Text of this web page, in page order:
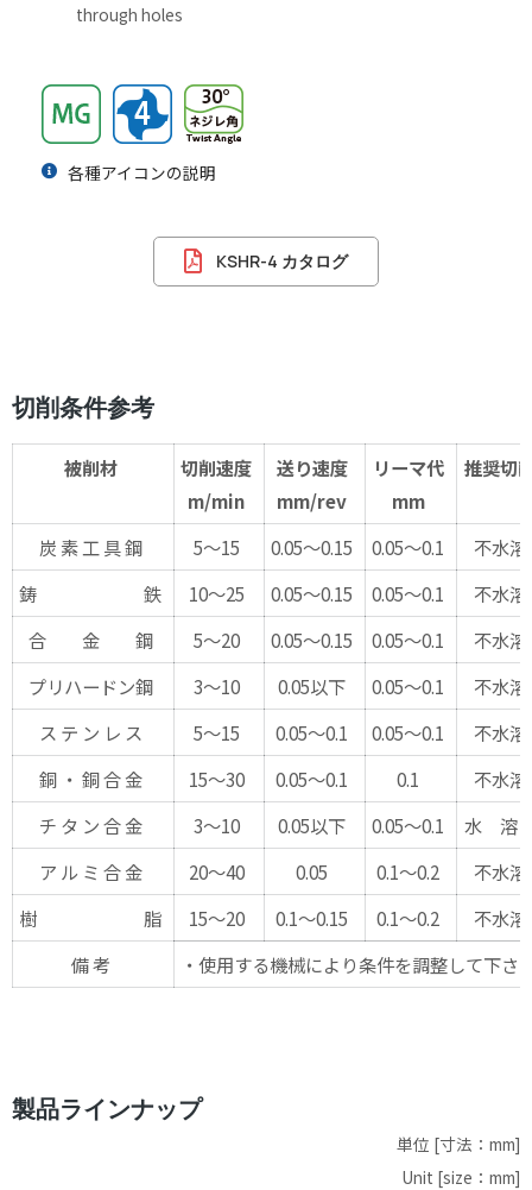
through holes
各種アイコンの説明
KSHR-4 カタログ
切削条件参考
被削材
切削速度
m/min
送り速度
mm/rev
リーマ代
mm
推奨切
炭 素 工 具 鋼 5～15 0.05～0.15 0.05～0.1
不水溶
鋳 鉄
10～25 0.05～0.15 0.05～0.1
不水溶
合 金 鋼
5～20 0.05～0.15 0.05～0.1
不水溶
プリハードン鋼
3～10 0.05以下 0.05～0.1
不水溶
ス テ ン レ ス
5～15 0.05～0.1 0.05～0.1
不水溶
銅 ・ 銅 合 金
15～30 0.05～0.1 0.1
不水溶
チ タ ン 合 金
3～10 0.05以下 0.05～0.1
水 溶
ア ル ミ 合 金
20～40 0.05 0.1～0.2
不水溶
樹 脂
15～20 0.1～0.15 0.1～0.2
不水溶
備 考
・使用する機械により条件を調整して下さ
製品ラインナップ
単位 [寸法：mm]
Unit [size：mm]